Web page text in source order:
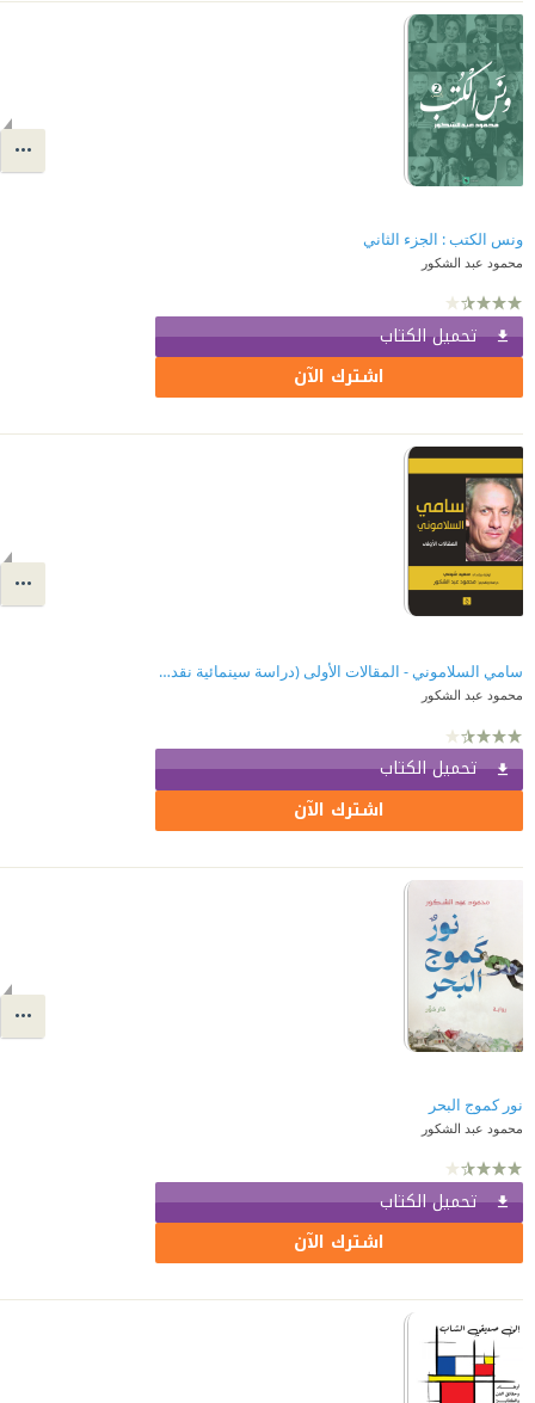
ونس الكتب : الجزء الثاني
محمود عبد الشكور
تحميل الكتاب
اشترك الآن
سامي السلاموني - المقالات الأولى (دراسة سينمائية نقدية)
محمود عبد الشكور
تحميل الكتاب
اشترك الآن
نور كموج البحر
محمود عبد الشكور
تحميل الكتاب
اشترك الآن